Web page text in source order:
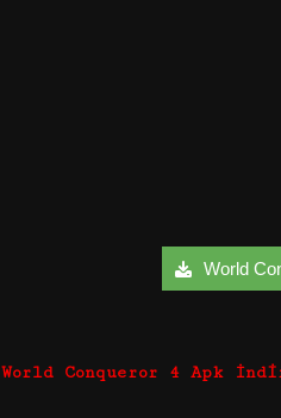
World
World Conqueror 4 Apk